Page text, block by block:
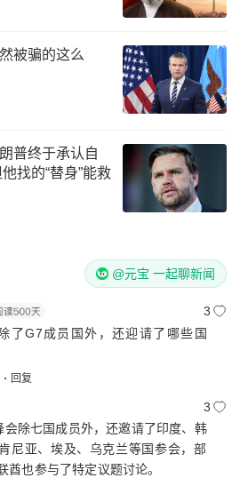
被骗的这么
普终于承认自
找的“替身”能救
@元宝 一起聊新闻
3
了G7成员国外，还迎请了哪些国
回复
3
会除七国成员外，还邀请了印度、韩
尼亚、埃及、乌克兰等国参会，部
酋也参与了特定议题讨论。